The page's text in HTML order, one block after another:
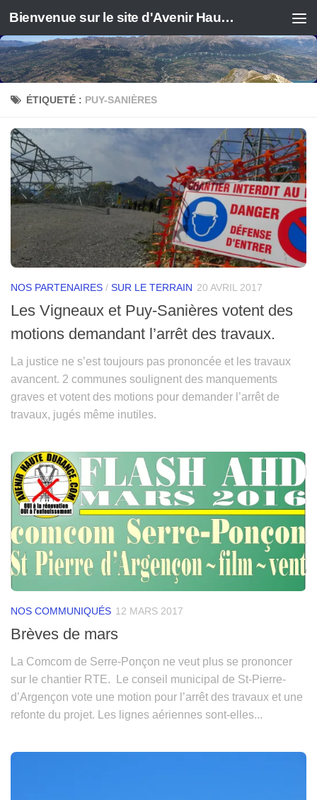
Bienvenue sur le site d'Avenir Haute Durance
ÉTIQUETÉ : PUY-SANIÈRES
NOS PARTENAIRES / SUR LE TERRAIN 20 AVRIL 2017
Les Vigneaux et Puy-Sanières votent des
motions demandant l’arrêt des travaux.
La justice ne s’est toujours pas prononcée et les travaux
avancent. 2 communes soulignent des manquements
graves et votent des motions pour demander l’arrêt de
travaux, jugés même inutiles.
NOS COMMUNIQUÉS 12 MARS 2017
Brèves de mars
La Comcom de Serre-Ponçon ne veut plus se prononcer
sur le chantier RTE. Le conseil municipal de St-Pierre-
d’Argençon vote une motion pour l’arrêt des travaux et une
refonte du projet. Les lignes aériennes sont-elles...